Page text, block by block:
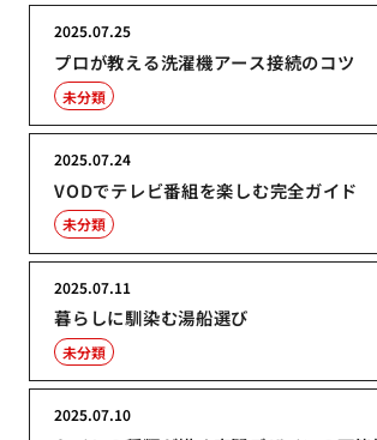
プロが教える洗濯機アース接続のコツ
2025.07.25
未分類
VODでテレビ番組を楽しむ完全ガイド
2025.07.24
未分類
暮らしに馴染む湯船選び
2025.07.11
未分類
2025.07.10